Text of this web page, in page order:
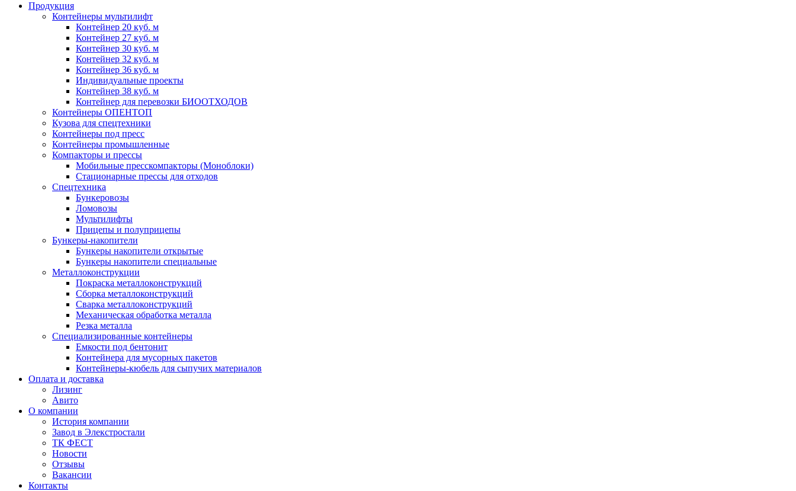
Продукция
Контейнеры мультилифт
Контейнер 20 куб. м
Контейнер 27 куб. м
Контейнер 30 куб. м
Контейнер 32 куб. м
Контейнер 36 куб. м
Индивидуальные проекты
Контейнер 38 куб. м
Контейнер для перевозки БИООТХОДОВ
Контейнеры ОПЕНТОП
Кузова для спецтехники
Контейнеры под пресс
Контейнеры промышленные
Компакторы и прессы
Мобильные пресскомпакторы (Моноблоки)
Стационарные прессы для отходов
Спецтехника
Бункеровозы
Ломовозы
Мультилифты
Прицепы и полуприцепы
Бункеры-накопители
Бункеры накопители открытые
Бункеры накопители специальные
Металлоконструкции
Покраска металлоконструкций
Сборка металлоконструкций
Сварка металлоконструкций
Механическая обработка металла
Резка металла
Специализированные контейнеры
Емкости под бентонит
Контейнера для мусорных пакетов
Контейнеры-кюбель для сыпучих материалов
Оплата и доставка
Лизинг
Авито
О компании
История компании
Завод в Элекстростали
ТК ФЕСТ
Новости
Отзывы
Вакансии
Контакты